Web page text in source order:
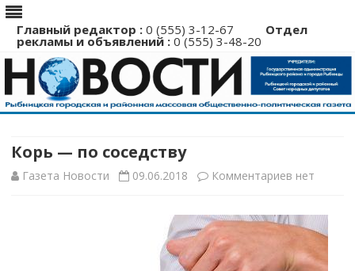
Главный редактор : 0 (555) 3-12-67 Отдел
рекламы и объявлений : 0 (555) 3-48-20
Перейти
Корь — по соседству
Газета Новости 09.06.2018 Комментариев к
Корь
—
нет